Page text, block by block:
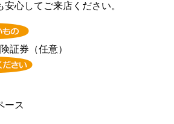
心してご来店ください。
証券（任意）
ース